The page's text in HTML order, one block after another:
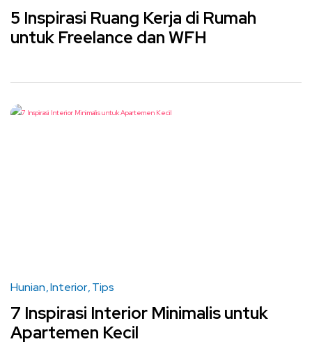
5 Inspirasi Ruang Kerja di Rumah
untuk Freelance dan WFH
Hunian Interior Tips
7 Inspirasi Interior Minimalis untuk
Apartemen Kecil